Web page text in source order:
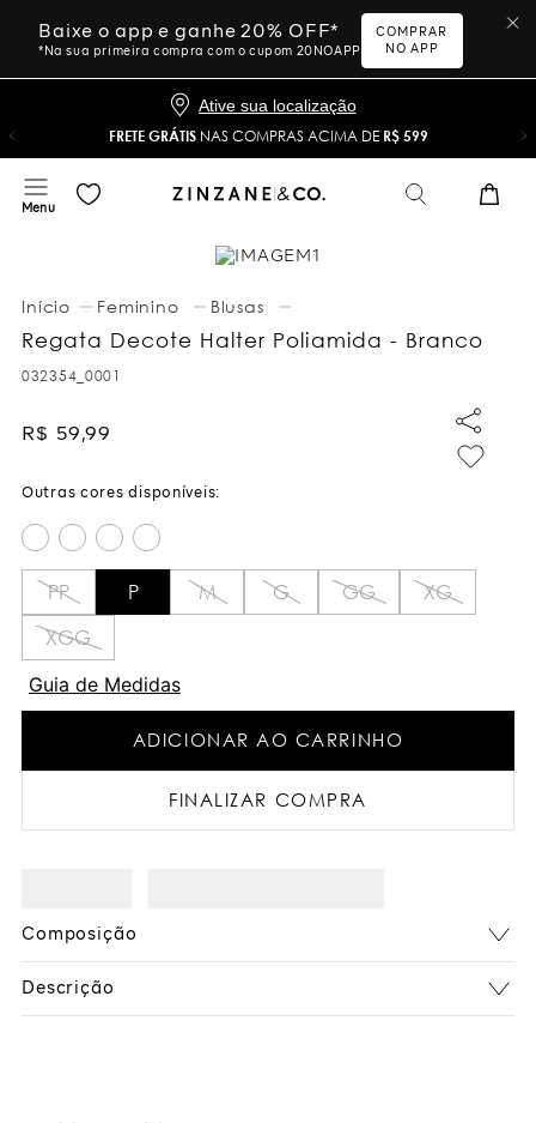
Baixe o app e ganhe 20% OFF*
*Na sua primeira compra com o cupom 20NOAPP
COMPRAR
NO APP
Ative sua localização
FRETE GRÁTISNAS COMPRAS ACIMA DE R$ 599
Feminino Blusas
Regata Decote Halter Poliamida - Branco
032354_0001
R$ 59,99
PP P M G GG
XG
XGG
Guia de Medidas
ADICIONAR AO CARRINHO
FINALIZAR COMPRA
Composição
Descrição